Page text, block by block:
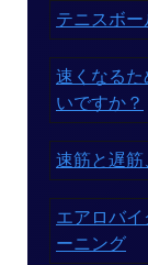
テニスボ
速くなる
いですか？
速筋と遅
エアロバ
ーニング